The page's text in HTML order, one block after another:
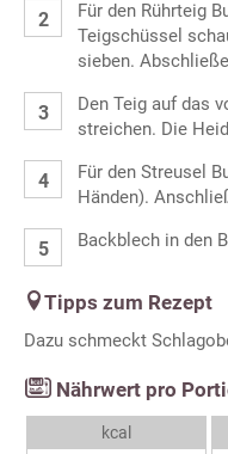
Für den Rührteig
Teigschüssel
sieben.
Den Teig auf das
streichen. Die
Für den Streusel
Händen).
Backblech in den
Tipps zum Rezept
Dazu schmeckt
Nährwert pro
kcal